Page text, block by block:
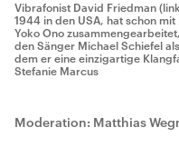
Vibrafonist David Friedman
1944 in den USA, hat schon
Yoko Ono
den Sänger Michael Schiefel
dem er eine einzigartige
Stefanie Marcus
Moderation: Matthias